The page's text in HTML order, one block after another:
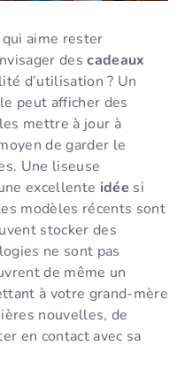
aime rester
descadeaux
d’utilisation ? Un
peut afficher des
mettre à jour à
de garder le
Une liseuse
excellente idée si
modèles récents sont
stocker des
ne sont pas
de même un
à votre grand-mère
nouvelles, de
en contact avec sa